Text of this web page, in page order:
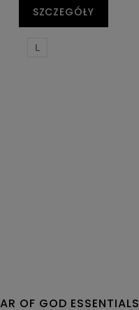
SZCZEGÓŁY
L
OF GOD ESSENTIALS